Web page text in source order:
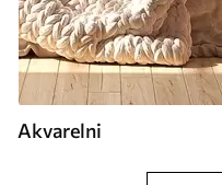
Akvarelni